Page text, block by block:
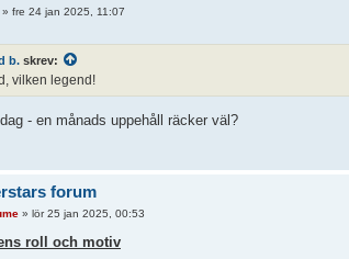
fre 24 jan 2025, 11:07
b. skrev:
vilken legend!
- en månads uppehåll räcker väl?
forum
» lör 25 jan 2025, 00:53
roll och motiv